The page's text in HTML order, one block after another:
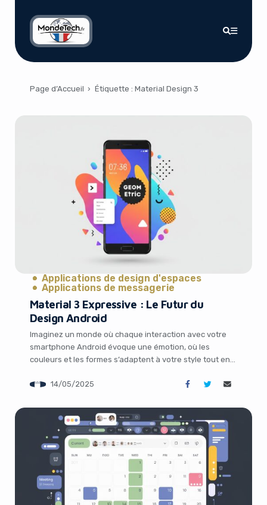
Page d’Accueil › Étiquette : Material Design 3
Applications de design d'espaces
Applications de messagerie
Material 3 Expressive : Le Futur du
Design Android
Imaginez un monde où chaque interaction avec votre
smartphone Android évoque une émotion, où les
couleurs et les formes s’adaptent à votre style tout en
aux seniors. Ce rêve est sur le point de devenir réalité
langage de design […]
14/05/2025